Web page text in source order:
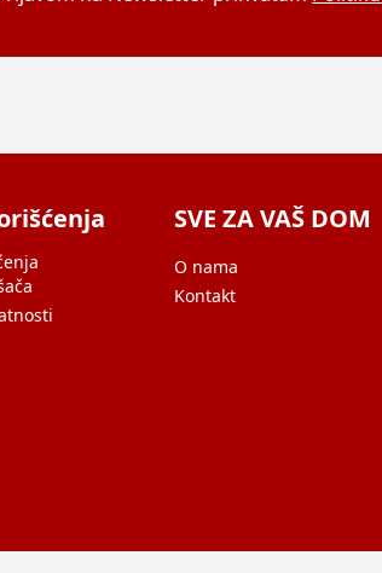
SVE ZA VAŠ DOM
O nama
Kontakt